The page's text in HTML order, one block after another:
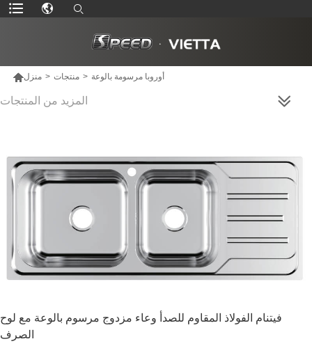
منزل > منتجات > أوروبا مرسومة بالوعة
المزيد من المنتجات
فيتنام الفولاذ المقاوم للصدأ وعاء مزدوج مرسوم بالوعة مع لوح
الصرف